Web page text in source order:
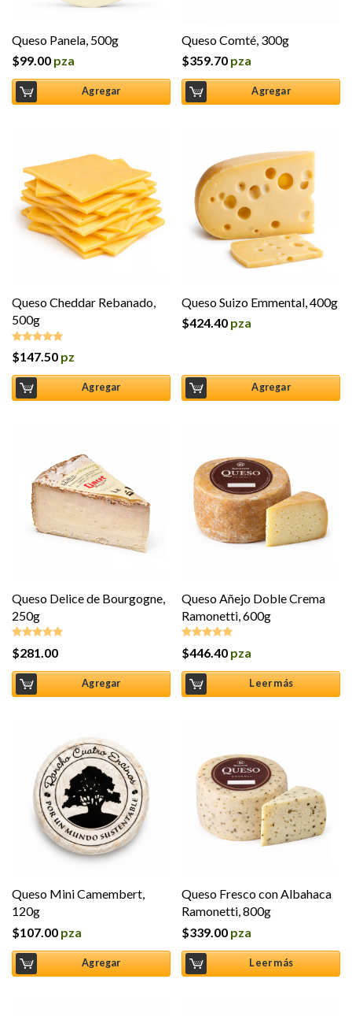
Queso Panela, 500g
$99.00 pza
Agregar
Queso Comté, 300g
$359.70 pza
Agregar
Queso Cheddar Rebanado,
500g
Valorado en
$147.50 pz
Agregar
Queso Suizo Emmental, 400g
$424.40 pza
Agregar
Queso Delice de Bourgogne,
250g
Valorado en
$281.00
Agregar
Queso Añejo Doble Crema
Ramonetti, 600g
Valorado en
$446.40 pza
Leer más
Queso Mini Camembert,
120g
$107.00 pza
Agregar
Queso Fresco con Albahaca
Ramonetti, 800g
$339.00 pza
Leer más